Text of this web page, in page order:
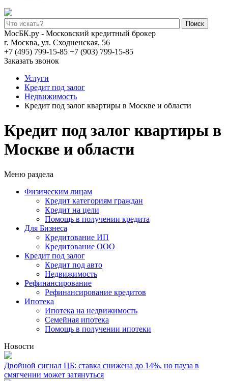
Поиск
МосБК.ру - Московский кредитный брокер
г. Москва, ул. Сходненская, 56
+7 (495) 799-15-85 +7 (903) 799-15-85
Заказать звонок
Услуги
Кредит под залог
Недвижимость
Кредит под залог квартиры в Москве и области
Кредит под залог квартиры в
Москве и области
Меню раздела
Физическим лицам
Кредит категориям граждан
Кредит на цели
Помощь в получении кредита
Для Бизнеса
Кредитование ИП
Кредитование ООО
Кредит под залог
Кредит под авто
Недвижимость
Рефинансирование
Рефинансирование кредитов
Ипотека
Ипотека на недвижимость
Семейная ипотека
Помощь в получении ипотеки
Новости
Двойной сигнал ЦБ: ставка снижена до 14%, но пауза в
смягчении может затянуться